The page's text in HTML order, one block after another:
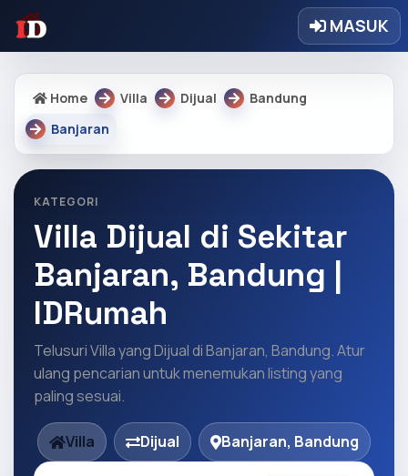
MASUK
Home Villa Dijual
Bandung
Banjaran
KATEGORI
Villa Dijual di Sekitar
Banjaran, Bandung |
IDRumah
Telusuri Villa yang Dijual di Banjaran, Bandung. Atur
ulang pencarian untuk menemukan listing yang
paling sesuai.
Villa Dijual Banjaran, Bandung